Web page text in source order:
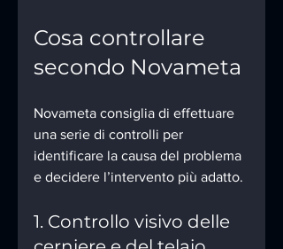
Cosa controllare
secondo Novameta
Novameta consiglia di effettuare
una serie di controlli per
identificare la causa del problema
e decidere l’intervento più adatto.
1. Controllo visivo delle